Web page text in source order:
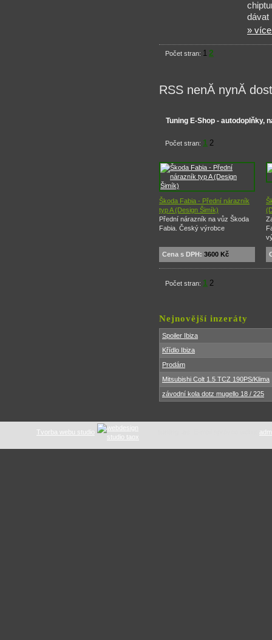
dávat
»
Počet stran: 1 2
RSS nenĂ­ nynĂ­
Tuning E-Shop - autodoplňky,
Počet stran: 1 2
Škoda Fabia - Přední nárazník
typ A (Design Šimík)
Přední nárazník na vůz Škoda
Fabia. Český výrobce
Cena s DPH: 3600 Kč
Počet stran: 1 2
Nejnovější inzeráty
Spoiler Ibiza
Křídlo Ibiza
Prodám
Mitsubishi Colt 1.5 TCZ 190PS/Klima
závodní kola dotz mugello 18 / 225
Tvorba webu studio